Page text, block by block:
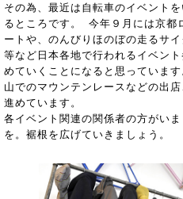
その為、最近は自転車のイベント
るところです。 今年９月には京都
ートや、のんびりほのぼの走るサ
等など日本各地で行われるイベン
めていくことになると思っています
山でのマウンテンレースなどの出
進めています。
各イベント関連の関係者の方がい
を。裾根を広げていきましょう。